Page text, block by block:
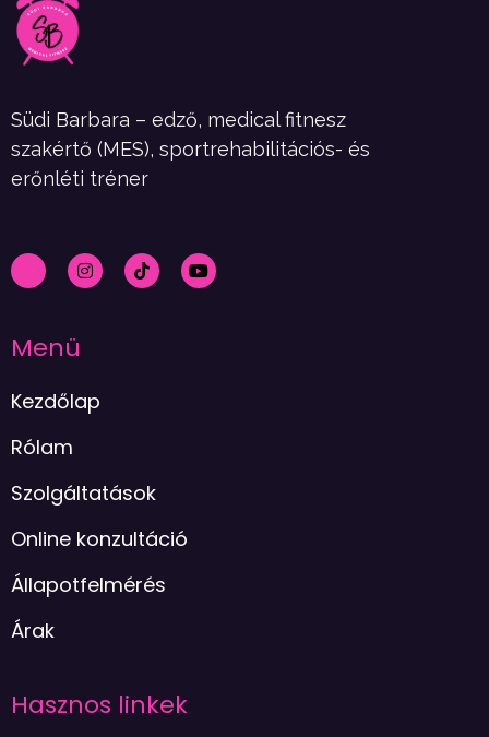
Südi Barbara – edző, medical fitnesz
szakértő (MES), sportrehabilitációs- és
erőnléti tréner
Menü
Kezdőlap
Rólam
Szolgáltatások
Online konzultáció
Állapotfelmérés
Árak
Hasznos linkek